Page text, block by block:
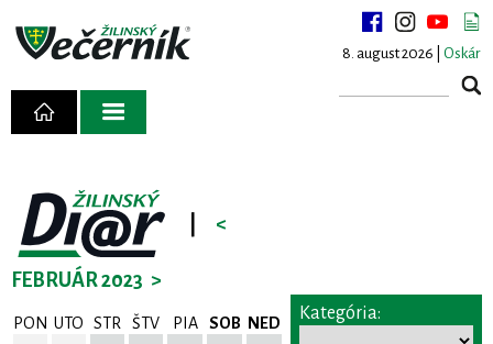
8. august 2026 | Oskár
<
FEBRUÁR 2023 >
PON UTO STR ŠTV PIA SOB NED Kategória: